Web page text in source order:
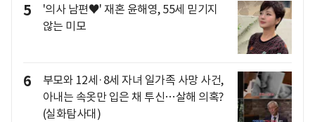
5
'의사 남편♥' 재혼 윤해영, 55세 믿기지
않는 미모
6
부모와 12세·8세 자녀 일가족 사망 사건,
아내는 속옷만 입은 채 투신…살해 의혹?
(실화탐사대)